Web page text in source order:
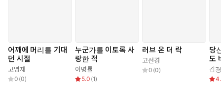
어깨에 머리를 기대
던 시절
고명재
0 (0)
누군가를 이토록 사
랑한 적
이병률
5.0 (1)
러브 온 더 락
고선경
0 (0)
당
도
작
김